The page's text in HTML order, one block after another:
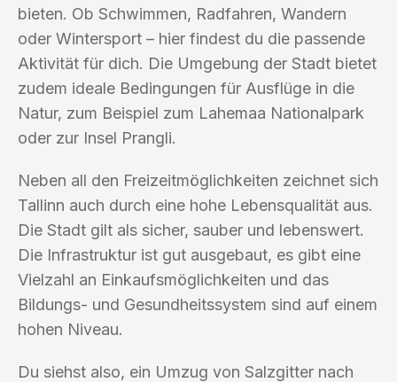
bieten. Ob Schwimmen, Radfahren, Wandern
oder Wintersport – hier findest du die passende
Aktivität für dich. Die Umgebung der Stadt bietet
zudem ideale Bedingungen für Ausflüge in die
Natur, zum Beispiel zum Lahemaa Nationalpark
oder zur Insel Prangli.
Neben all den Freizeitmöglichkeiten zeichnet sich
Tallinn auch durch eine hohe Lebensqualität aus.
Die Stadt gilt als sicher, sauber und lebenswert.
Die Infrastruktur ist gut ausgebaut, es gibt eine
Vielzahl an Einkaufsmöglichkeiten und das
Bildungs- und Gesundheitssystem sind auf einem
hohen Niveau.
Du siehst also, ein Umzug von Salzgitter nach